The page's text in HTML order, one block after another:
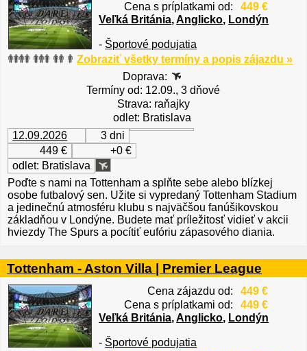
Cena s príplatkami od:
449 €
Veľká Británia,Anglicko, Londýn
- Športové podujatia
Zobraziť všetky termíny a popis zájazdu »
Doprava:
Termíny od: 12.09., 3 dňové
Strava: raňajky
odlet: Bratislava
12.09.2026
3 dni
449 €
+0 €
odlet: Bratislava
Poďte s nami na Tottenham a splňte sebe alebo blízkej
osobe futbalový sen. Užite si vypredaný Tottenham Stadium
a jedinečnú atmosféru klubu s najväčšou fanúšikovskou
základňou v Londýne. Budete mať príležitosť vidieť v akcii
hviezdy The Spurs a pocítiť eufóriu zápasového diania.
Tottenham - Aston Villa | Premier League
Cena zájazdu od:
449 €
Cena s príplatkami od:
449 €
Veľká Británia,Anglicko, Londýn
- Športové podujatia